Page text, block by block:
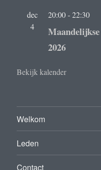
dec
4
20:00-22:30
2026
Bekijk kalender
Welkom
Leden
Contact